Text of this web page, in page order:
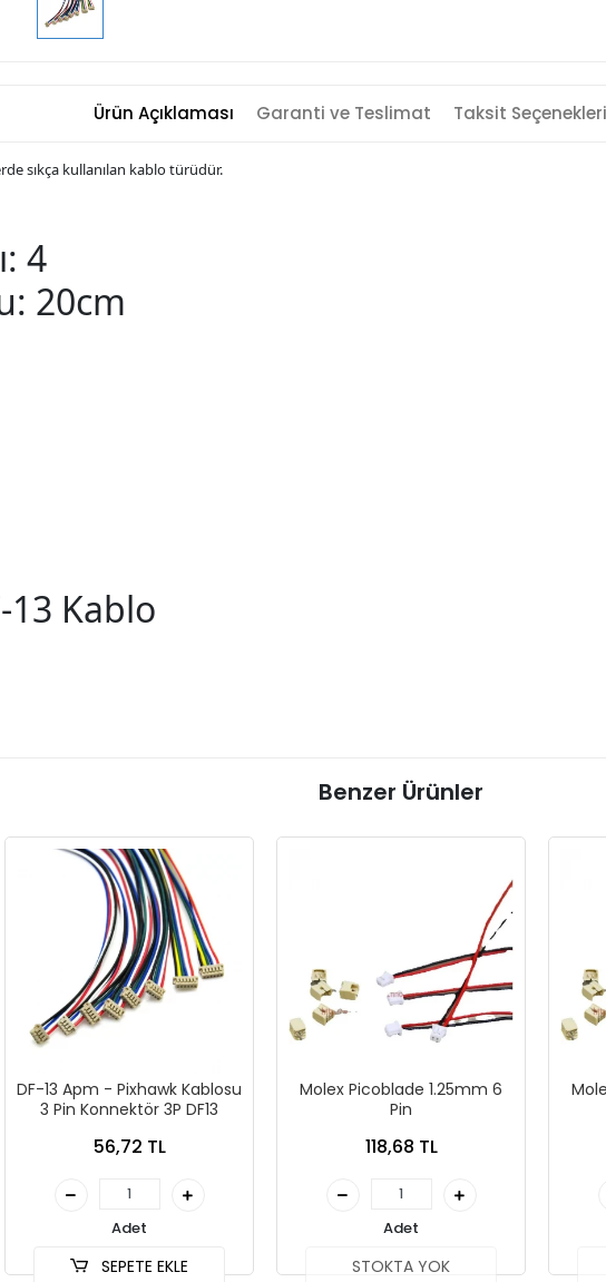
Ürün Açıklaması Garanti ve Teslimat Taksit Seçenekleri
sıkça kullanılan kablo türüdür.
4
20cm
13 Kablo
Benzer Ürünler
DF-13 Apm - Pixhawk Kablosu
3 Pin Konnektör 3P DF13
56,72 TL
Adet
SEPETE EKLE
Molex Picoblade 1.25mm 6
Pin
118,68 TL
Adet
STOKTA YOK